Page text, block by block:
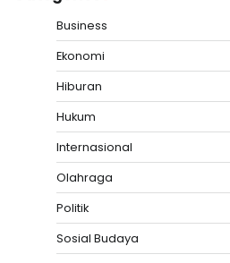
Business
Ekonomi
Hiburan
Hukum
Internasional
Olahraga
Politik
Sosial Budaya